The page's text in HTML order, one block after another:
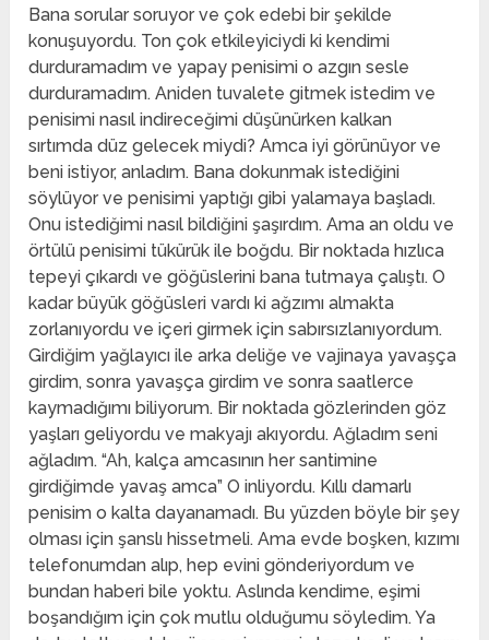
Bana sorular soruyor ve çok edebi bir şekilde
konuşuyordu. Ton çok etkileyiciydi ki kendimi
durduramadım ve yapay penisimi o azgın sesle
durduramadım. Aniden tuvalete gitmek istedim ve
penisimi nasıl indireceğimi düşünürken kalkan
sırtımda düz gelecek miydi? Amca iyi görünüyor ve
beni istiyor, anladım. Bana dokunmak istediğini
söylüyor ve penisimi yaptığı gibi yalamaya başladı.
Onu istediğimi nasıl bildiğini şaşırdım. Ama an oldu ve
örtülü penisimi tükürük ile boğdu. Bir noktada hızlıca
tepeyi çıkardı ve göğüslerini bana tutmaya çalıştı. O
kadar büyük göğüsleri vardı ki ağzımı almakta
zorlanıyordu ve içeri girmek için sabırsızlanıyordum.
Girdiğim yağlayıcı ile arka deliğe ve vajinaya yavaşça
girdim, sonra yavaşça girdim ve sonra saatlerce
kaymadığımı biliyorum. Bir noktada gözlerinden göz
yaşları geliyordu ve makyajı akıyordu. Ağladım seni
ağladım. “Ah, kalça amcasının her santimine
girdiğimde yavaş amca” O inliyordu. Kıllı damarlı
penisim o kalta dayanamadı. Bu yüzden böyle bir şey
olması için şanslı hissetmeli. Ama evde boşken, kızımı
telefonumdan alıp, hep evini gönderiyordum ve
bundan haberi bile yoktu. Aslında kendime, eşimi
boşandığım için çok mutlu olduğumu söyledim. Ya